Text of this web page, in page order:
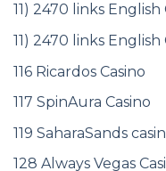
11) 2470 links English
11) 2470 links English
116 Ricardos Casino
117 SpinAura Casino
119 SaharaSands
128 Always Vegas